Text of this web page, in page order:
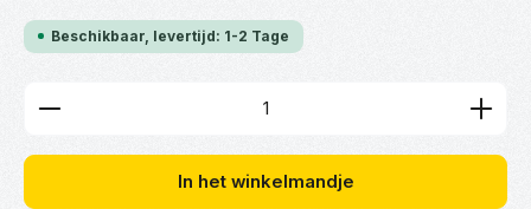
Beschikbaar, levertijd: 1-2 Tage
Producthoeveelheid: Voer de gewenste
In het winkelmandje